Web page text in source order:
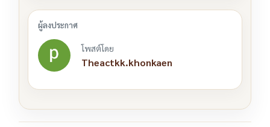
โพสต์โดย
Theactkk.khonkaen